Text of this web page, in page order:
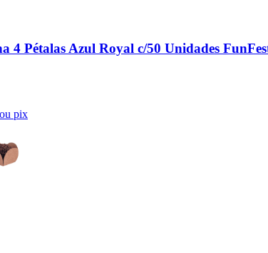
4 Pétalas Azul Royal c/50 Unidades
pix